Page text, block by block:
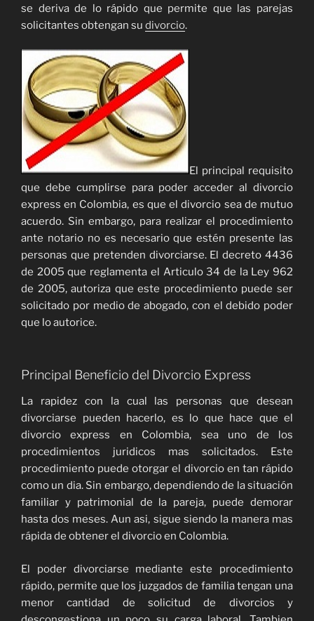
se deriva de lo rápido que permite que las parejas
solicitantes obtengan su divorcio.
El principal requisito
que debe cumplirse para poder acceder al divorcio
express en Colombia, es que el divorcio sea de mutuo
acuerdo. Sin embargo, para realizar el procedimiento
ante notario no es necesario que estén presente las
personas que pretenden divorciarse. El decreto 4436
de 2005 que reglamenta el Articulo 34 de la Ley 962
de 2005, autoriza que este procedimiento puede ser
solicitado por medio de abogado, con el debido poder
que lo autorice.
Principal Beneficio del Divorcio Express
La rapidez con la cual las personas que desean
divorciarse pueden hacerlo, es lo que hace que el
divorcio express en Colombia, sea uno de los
procedimientos juridicos mas solicitados. Este
procedimiento puede otorgar el divorcio en tan rápido
como un dia. Sin embargo, dependiendo de la situación
familiar y patrimonial de la pareja, puede demorar
hasta dos meses. Aun asi, sigue siendo la manera mas
rápida de obtener el divorcio en Colombia.
El poder divorciarse mediante este procedimiento
rápido, permite que los juzgados de familia tengan una
menor cantidad de solicitud de divorcios y